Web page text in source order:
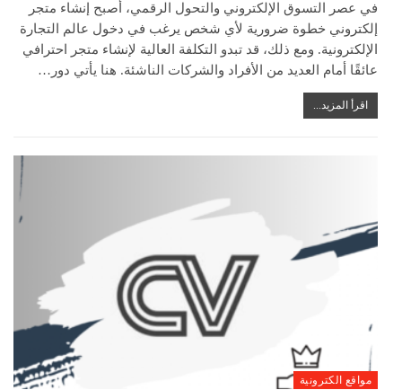
في عصر التسوق الإلكتروني والتحول الرقمي، أصبح إنشاء متجر
إلكتروني خطوة ضرورية لأي شخص يرغب في دخول عالم التجارة
الإلكترونية. ومع ذلك، قد تبدو التكلفة العالية لإنشاء متجر احترافي
عائقًا أمام العديد من الأفراد والشركات الناشئة. هنا يأتي دور…
اقرأ المزيد...
مواقع الكترونية